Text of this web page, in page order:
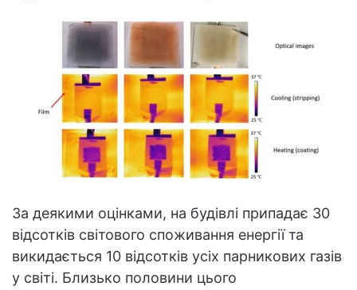
За деякими оцінками, на будівлі припадає 30
відсотків світового споживання енергії та
викидається 10 відсотків усіх парникових газів
у світі. Близько половини цього